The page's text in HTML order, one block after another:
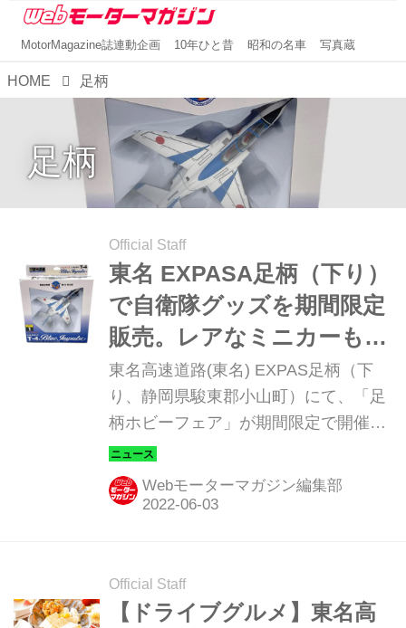
MotorMagazine誌連動企画 10年ひと昔 昭和の名車 写真蔵
HOME 足柄
足柄
Official Staff
東名 EXPASA足柄（下り）
で自衛隊グッズを期間限定
販売。レアなミニカーも見
逃せない「足柄ホビーフェ
ア」
東名高速道路(東名) EXPAS足柄（下
り、静岡県駿東郡小山町）にて、「足
柄ホビーフェア」が期間限定で開催
中。ドライブのついでに寄るか？寄る
ついでにドライブに行くか！？そこが
問題だ。
Webモーターマガジン編集部
Official Staff
【ドライブグルメ】東名高